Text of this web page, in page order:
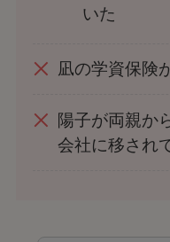
いた
凪の学資保険
陽子が両親か
会社に移され